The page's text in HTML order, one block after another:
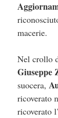
macerie.
Nel crollo
Giuseppe
suocera,
ricoverato
ricoverato